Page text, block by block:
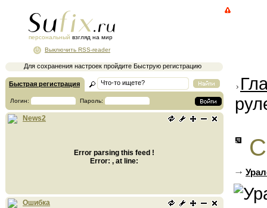
персональный взгляд на мир
Для сохранения настроек пройдите Быструю регистрацию
Выключить RSS-reader
Быстрая регистрация
Логин: Пароль:
News2
Error parsing this feed !
Error: , at line:
Ошибка